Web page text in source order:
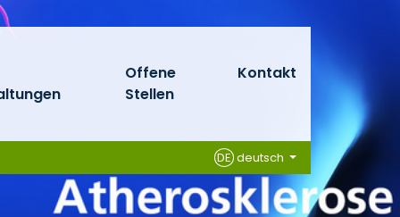
Offene
Stellen
Kontakt
DEdeutsch